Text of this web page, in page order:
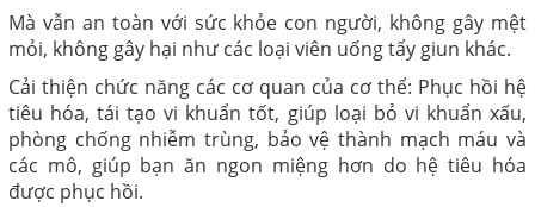
Mà vẫn an toàn với sức khỏe con người, không gây mệt
mỏi, không gây hại như các loại viên uống tẩy giun khác.
Cải thiện chức năng các cơ quan của cơ thể: Phục hồi hệ
tiêu hóa, tái tạo vi khuẩn tốt, giúp loại bỏ vi khuẩn xấu,
phòng chống nhiễm trùng, bảo vệ thành mạch máu và
các mô, giúp bạn ăn ngon miệng hơn do hệ tiêu hóa
được phục hồi.